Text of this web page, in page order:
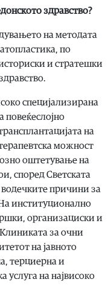
здравство?
на методата
по
и стратешки
специјализирана
повеќеслојно
на
можност
оштетување на
според Светската
водечките причини за
институционално
организациски и
за очни
на јавното
терциерна и
услуга на највисоко